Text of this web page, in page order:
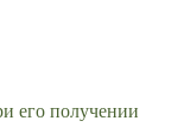
его получении